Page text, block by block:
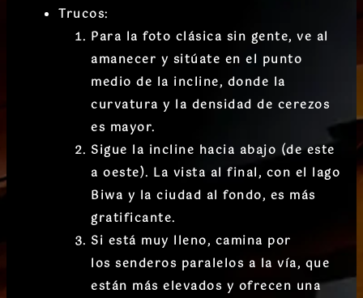
Trucos:
Para la foto clásica sin gente, ve al
amanecer y sitúate en el punto
medio de la incline, donde la
curvatura y la densidad de cerezos
es mayor.
Sigue la incline hacia abajo (de este
a oeste). La vista al final, con el lago
Biwa y la ciudad al fondo, es más
gratificante.
Si está muy lleno, camina por
los senderos paralelos a la vía, que
están más elevados y ofrecen una